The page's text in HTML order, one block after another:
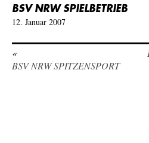
BSV NRW SPIELBETRIEB
12. Januar 2007
«
BSV NRW SPITZENSPORT